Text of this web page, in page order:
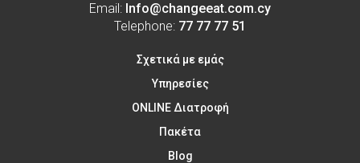
Email: Info@changeeat.com.cy
Telephone: 77 77 77 51
Σχετικά με εμάς
Υπηρεσίες
ONLINE Διατροφή
Πακέτα
Blog